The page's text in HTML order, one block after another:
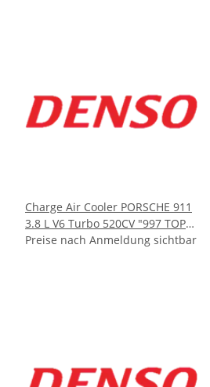
Charge Air Cooler PORSCHE 911
3.8 L V6 Turbo 520CV "997 TOP
FL" (LEFT)
Preise nach Anmeldung sichtbar